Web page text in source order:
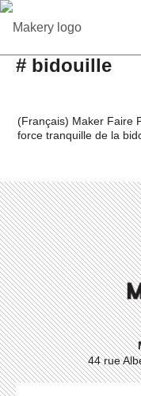
# bidouille
(Français) Maker Faire
force tranquille de la
44 rue